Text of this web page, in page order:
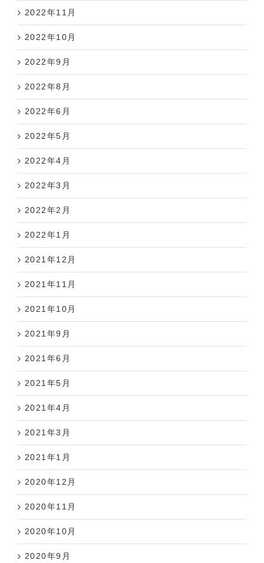
2022年11月
2022年10月
2022年9月
2022年8月
2022年6月
2022年5月
2022年4月
2022年3月
2022年2月
2022年1月
2021年12月
2021年11月
2021年10月
2021年9月
2021年6月
2021年5月
2021年4月
2021年3月
2021年1月
2020年12月
2020年11月
2020年10月
2020年9月